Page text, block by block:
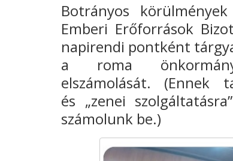
Botrányos
Emberi Erőforrások
napirendi pontként
a roma
elszámolását. (Ennek
és „zenei
számolunk be.)